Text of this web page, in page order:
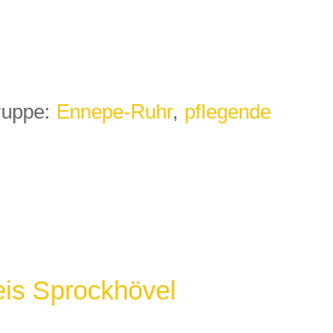
Ennepe-Ruhr, pflegende
Sprockhövel